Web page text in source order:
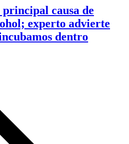
principal causa de
experto advierte
dentro